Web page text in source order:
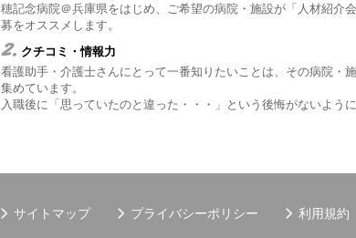
穂記念病院＠兵庫県をはじめ、ご希望の病院・施設が「人材紹介
募をオススメします。
2. クチコミ・情報力
看護助手・介護士さんにとって一番知りたいことは、その病院・
集めています。
入職後に「思っていたのと違った・・・」という後悔がないよう
サイトマップ プライバシーポリシー 利用規約